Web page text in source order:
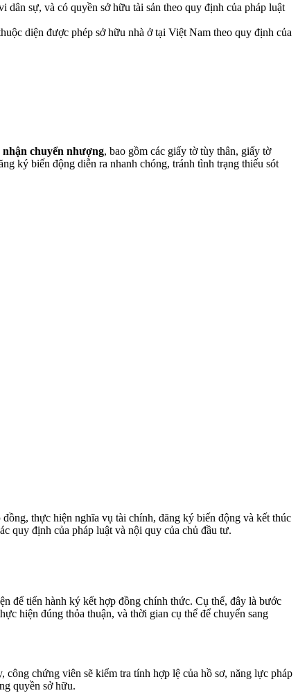
sự, và có quyền sở hữu tài sản theo quy định của pháp luật
diện được phép sở hữu nhà ở tại Việt Nam theo quy định của
nhận chuyển nhượng, bao gồm các giấy tờ tùy thân, giấy tờ
ký biến động diễn ra nhanh chóng, tránh tình trạng thiếu sót
thực hiện nghĩa vụ tài chính, đăng ký biến động và kết thúc
quy định của pháp luật và nội quy của chủ đầu tư.
để tiến hành ký kết hợp đồng chính thức. Cụ thể, đây là bước
hiện đúng thỏa thuận, và thời gian cụ thể để chuyển sang
chứng viên sẽ kiểm tra tính hợp lệ của hồ sơ, năng lực pháp
quyền sở hữu.